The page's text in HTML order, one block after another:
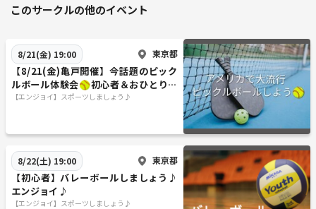
このサークルの他のイベント
8/21(金) 19:00 東京都
【8/21(金)亀戸開催】今話題のピック
ルボール体験会🥎初心者＆おひとり歓
迎！
【エンジョイ】スポーツしましょう♪
8/22(土) 19:00 東京都
【初心者】バレーボールしましょう♪
エンジョイ♪
【エンジョイ】スポーツしましょう♪